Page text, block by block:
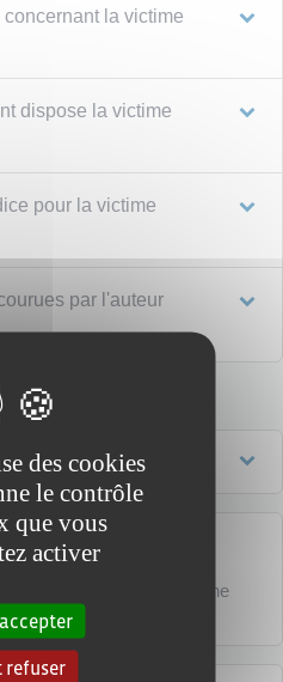
la victime
dispose la victime
pour la victime
par l'auteur
qui s'apparente à une
des cookies
le contrôle
que vous
activer
refuser